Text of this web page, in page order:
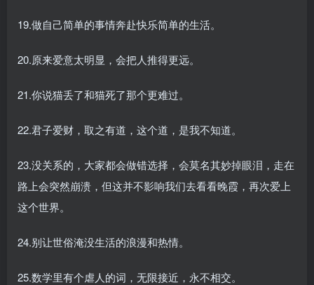
19.做自己简单的事情奔赴快乐简单的生活。
20.原来爱意太明显，会把人推得更远。
21.你说猫丢了和猫死了那个更难过。
22.君子爱财，取之有道，这个道，是我不知道。
23.没关系的，大家都会做错选择，会莫名其妙掉眼泪，走在
路上会突然崩溃，但这并不影响我们去看看晚霞，再次爱上
这个世界。
24.别让世俗淹没生活的浪漫和热情。
25.数学里有个虐人的词，无限接近，永不相交。